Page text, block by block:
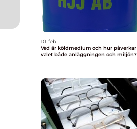
10. feb
Vad är köldmedium och hur påverkar
valet både anläggningen och miljön?